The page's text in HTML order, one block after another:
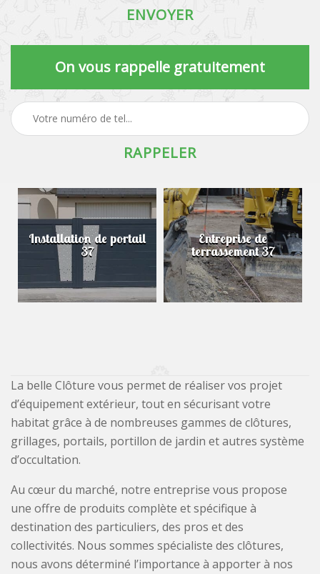
On vous rappelle gratuitement
Installation de portail
37
Entreprise de
terrassement 37
La belle Clôture vous permet de réaliser vos projet
d’équipement extérieur, tout en sécurisant votre
habitat grâce à de nombreuses gammes de clôtures,
grillages, portails, portillon de jardin et autres système
d’occultation.
Au cœur du marché, notre entreprise vous propose
une offre de produits complète et spécifique à
destination des particuliers, des pros et des
collectivités. Nous sommes spécialiste des clôtures,
nous avons déterminé l’importance à apporter à nos